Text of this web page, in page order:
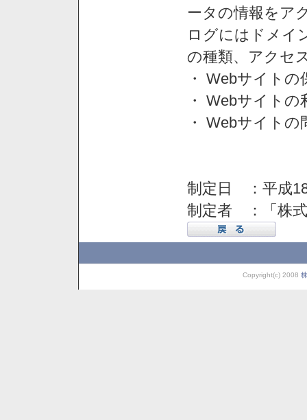
ータの情報をア
ログにはドメイ
の種類、アクセ
・ Webサイトの
・ Webサイト
・ Webサイト
制定日 ：平成
制定者 ：「株
Copyright(c) 2008